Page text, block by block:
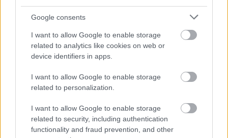
Google consents
I want to allow Google to enable storage
related to analytics like cookies on web or
device identifiers in apps.
I want to allow Google to enable storage
related to personalization.
I want to allow Google to enable storage
related to security, including authentication
functionality and fraud prevention, and other
rzeczownik rodzaj męskozwierzęcy
formy w tabelce:
czterdziestojednolatek; czterdziestojednolatka;
czterdziestojednolatki; czterdziestojednolatkiem;
czterdziestojednolatkom; czterdziestojednolatków;
czterdziestojednolatkowi; czterdziestojednolatku